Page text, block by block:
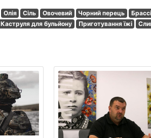
Олія Сіль Овочевий Чорний перець
Каструля для бульйону Приготування їжі